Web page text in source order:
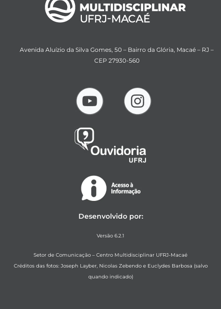
Avenida Aluízio da Silva Gomes, 50 – Bairro da Glória, Macaé – RJ –
CEP 27930-560
Desenvolvido por:
Versão 6.2.1
Setor de Comunicação – Centro Multidisciplinar UFRJ-Macaé
Créditos das fotos: Joseph Layber, Nicolas Zebendo e Euclydes Barbosa (salvo
quando indicado)